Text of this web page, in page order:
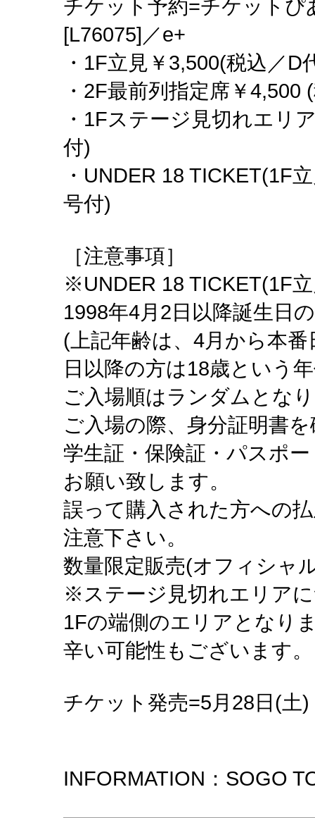
チケット予約=チケットぴ
[L76075]／e+
・1F立見￥3,500(税込／D
・2F最前列指定席￥4,500
・1Fステージ見切れエリ
付)
・UNDER 18 TICKET(1F
号付)
［注意事項］
※UNDER 18 TICKET(1F
1998年4月2日以降誕生日
(上記年齢は、4月から本
日以降の方は18歳という
ご入場順はランダムとな
ご入場の際、身分証明書
学生証・保険証・パスポ
お願い致します。
誤って購入された方への
注意下さい。
数量限定販売(オフィシャ
※ステージ見切れエリア
1Fの端側のエリアとなり
辛い可能性もございます。
チケット発売=5月28日(土)
INFORMATION：SOGO